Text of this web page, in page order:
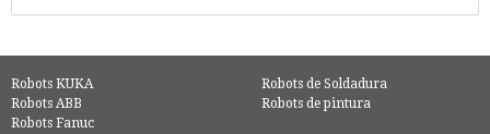
Robots KUKA
Robots ABB
Robots Fanuc
Robots de Soldadura
Robots de pintura